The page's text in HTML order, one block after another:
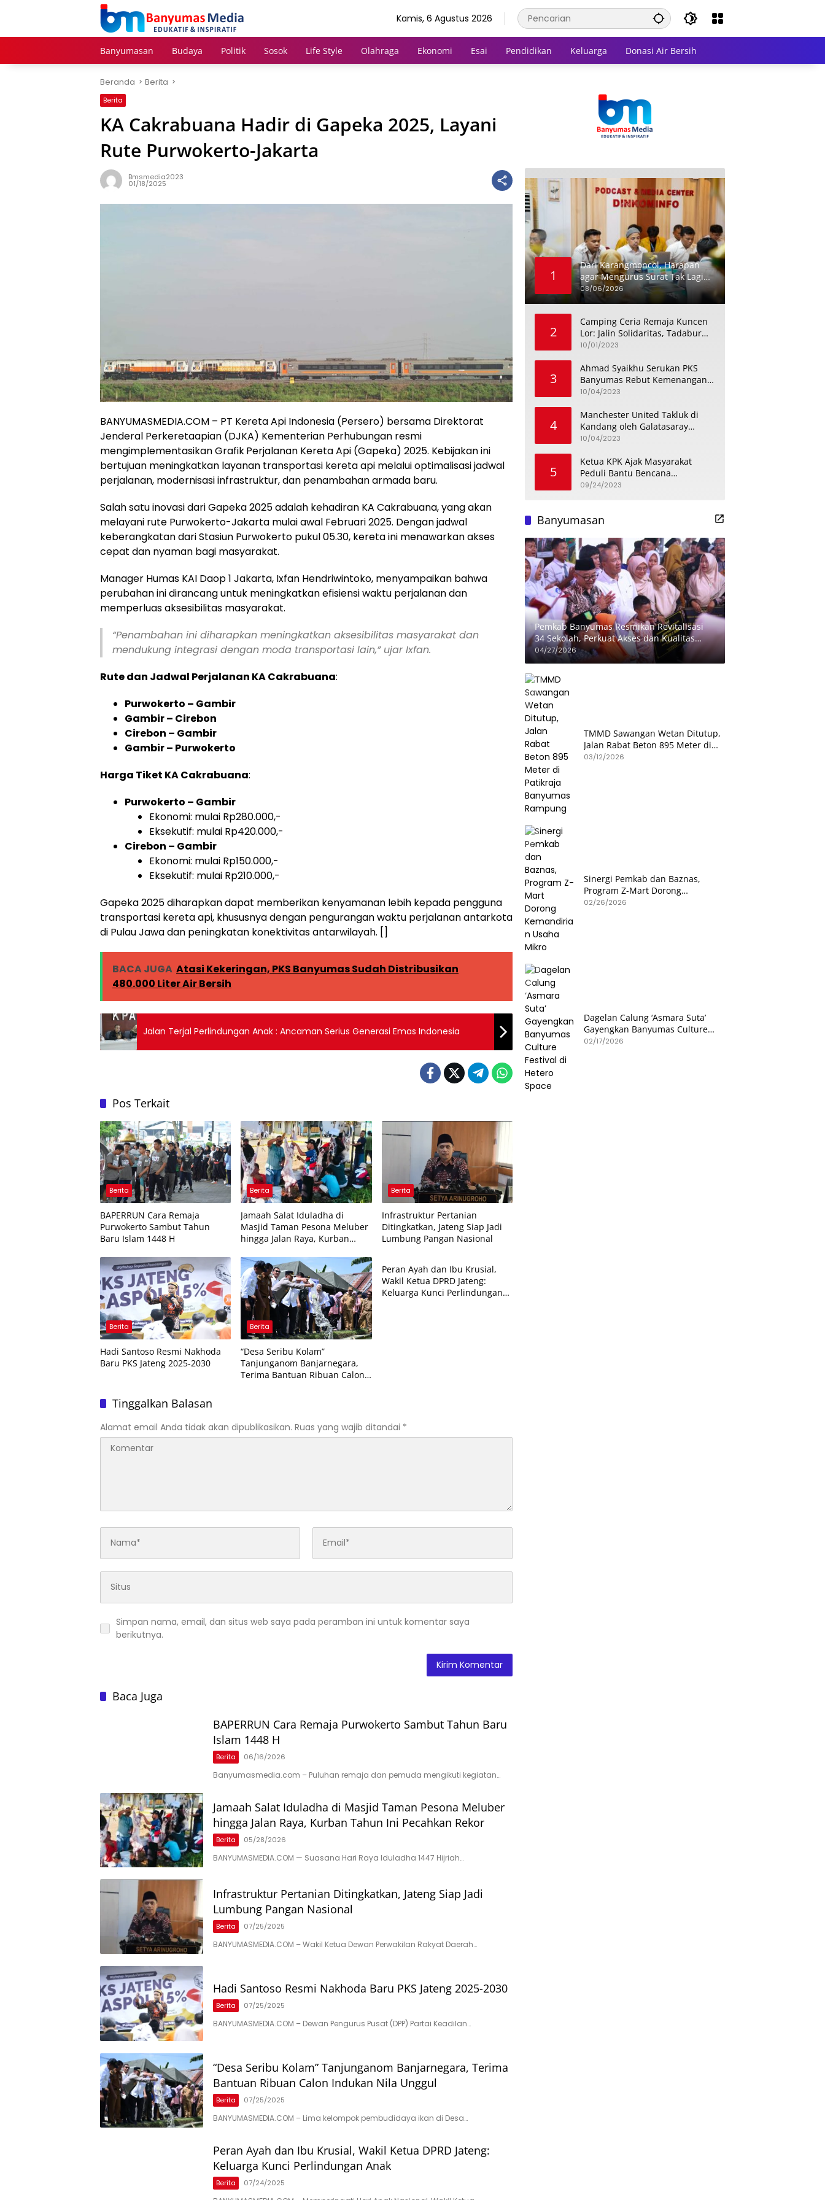
Kamis, 6 Agustus 2026
Banyumasan Budaya Politik Sosok Life Style Olahraga Ekonomi Esai Pendidikan Keluarga Donasi Air Bersih
Beranda Berita
Berita
KA Cakrabuana Hadir di Gapeka 2025, Layani
Rute Purwokerto-Jakarta
Bmsmedia2023
01/18/2025
BANYUMASMEDIA.COM – PT Kereta Api Indonesia (Persero) bersama Direktorat
Jenderal Perkeretaapian (DJKA) Kementerian Perhubungan resmi
mengimplementasikan GrafikPerjalanan Kereta Api (Gapeka) 2025. Kebijakan ini
bertujuan meningkatkan layanan transportasi kereta api melalui optimalisasi jadwal
perjalanan, modernisasi infrastruktur, dan penambahan armada baru.
Salah satu inovasi dari Gapeka 2025 adalah kehadiran KA Cakrabuana, yang akan
melayani rute Purwokerto-Jakarta mulai awal Februari 2025. Dengan jadwal
keberangkatan dari Stasiun Purwokerto pukul 05.30, kereta ini menawarkan akses
cepat dan nyaman bagi masyarakat.
Manager Humas KAI Daop 1 Jakarta, Ixfan Hendriwintoko, menyampaikan bahwa
perubahan ini dirancang untuk meningkatkan efisiensi waktu perjalanan dan
memperluas aksesibilitas masyarakat.
“Penambahan ini diharapkan meningkatkan aksesibilitas masyarakat dan
mendukung integrasi dengan moda transportasi lain,”ujar Ixfan.
Rute dan Jadwal Perjalanan KA Cakrabuana:
Purwokerto – Gambir
Gambir – Cirebon
Cirebon – Gambir
Gambir – Purwokerto
Harga Tiket KA Cakrabuana:
Purwokerto – Gambir
Ekonomi: mulai Rp280.000,-
Eksekutif: mulai Rp420.000,-
Cirebon – Gambir
Ekonomi: mulai Rp150.000,-
Eksekutif: mulai Rp210.000,-
Gapeka 2025 diharapkan dapat memberikan kenyamanan lebih kepada pengguna
transportasi kereta api, khususnya dengan pengurangan waktu perjalanan antarkota
di Pulau Jawa dan peningkatan konektivitas antarwilayah. []
BACA JUGA Atasi Kekeringan, PKS Banyumas Sudah Distribusikan
480.000 Liter Air Bersih
Jalan Terjal Perlindungan Anak : Ancaman Serius Generasi Emas Indonesia
Pos Terkait
Berita
BAPERRUN Cara Remaja
Purwokerto Sambut Tahun
Baru Islam 1448 H
Berita
Jamaah Salat Iduladha di
Masjid Taman Pesona Meluber
hingga Jalan Raya, Kurban
Berita
Infrastruktur Pertanian
Ditingkatkan, Jateng Siap Jadi
Lumbung Pangan Nasional
Berita
Hadi Santoso Resmi Nakhoda
Baru PKS Jateng 2025-2030
Berita
“Desa Seribu Kolam”
Tanjunganom Banjarnegara,
Terima Bantuan Ribuan Calon
Berita
Peran Ayah dan Ibu Krusial,
Wakil Ketua DPRD Jateng:
Keluarga Kunci Perlindungan
Tinggalkan Balasan
Alamat email Anda tidak akan dipublikasikan. Ruas yang wajib ditandai *
Simpan nama, email, dan situs web saya pada peramban ini untuk komentar saya
berikutnya.
Baca Juga
BAPERRUN Cara Remaja Purwokerto Sambut Tahun Baru
Islam 1448 H
Berita 06/16/2026
Banyumasmedia.com – Puluhan remaja dan pemuda mengikuti kegiatan…
Jamaah Salat Iduladha di Masjid Taman Pesona Meluber
hingga Jalan Raya, Kurban Tahun Ini Pecahkan Rekor
Berita 05/28/2026
BANYUMASMEDIA.COM — Suasana Hari Raya Iduladha 1447 Hijriah…
Infrastruktur Pertanian Ditingkatkan, Jateng Siap Jadi
Lumbung Pangan Nasional
Berita 07/25/2025
BANYUMASMEDIA.COM – Wakil Ketua Dewan Perwakilan Rakyat Daerah…
Hadi Santoso Resmi Nakhoda Baru PKS Jateng 2025-2030
Berita 07/25/2025
BANYUMASMEDIA.COM – Dewan Pengurus Pusat (DPP) Partai Keadilan…
“Desa Seribu Kolam” Tanjunganom Banjarnegara, Terima
Bantuan Ribuan Calon Indukan Nila Unggul
Berita 07/25/2025
BANYUMASMEDIA.COM – Lima kelompok pembudidaya ikan di Desa…
Peran Ayah dan Ibu Krusial, Wakil Ketua DPRD Jateng:
Keluarga Kunci Perlindungan Anak
Berita 07/24/2025
1
Dari Karangmoncol, Harapan
agar Mengurus Surat Tak Lagi
Menghabiskan Sehari Penuh
08/06/2026
2
Camping Ceria Remaja Kuncen
Lor: Jalin Solidaritas, Tadabur
Alam, dan Bahas Isu
10/01/2023
3
Ahmad Syaikhu Serukan PKS
Banyumas Rebut Kemenangan
dengan Meneladani Perjuangan
10/04/2023
4
Manchester United Takluk di
Kandang oleh Galatasaray
dalam Aksi Liga Champions
10/04/2023
5
Ketua KPK Ajak Masyarakat
Peduli Bantu Bencana
Kekeringan di Banyumas
09/24/2023
Banyumasan
Pemkab Banyumas Resmikan Revitalisasi
34 Sekolah, Perkuat Akses dan Kualitas
Pendidikan
04/27/2026
TMMD Sawangan Wetan Ditutup,
Jalan Rabat Beton 895 Meter di
Patikraja Banyumas Rampung
03/12/2026
Sinergi Pemkab dan Baznas,
Program Z-Mart Dorong
Kemandirian Usaha Mikro
02/26/2026
Dagelan Calung ‘Asmara Suta’
Gayengkan Banyumas Culture
Festival di Hetero Space
02/17/2026